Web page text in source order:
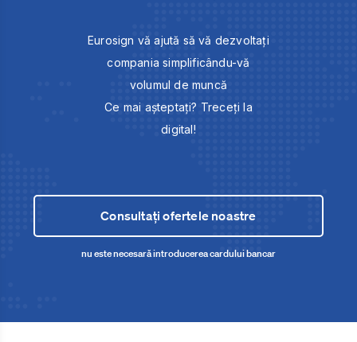
Eurosign vă ajută să vă dezvoltați
compania simplificându-vă
volumul de muncă
Ce mai așteptați? Treceți la
digital!
Consultați ofertele noastre
nu este necesară introducerea cardului bancar